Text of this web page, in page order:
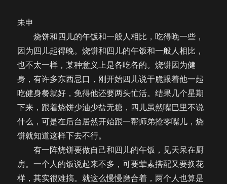
未申
烧饼和四儿的午饭和一般人相比，吃得晚一些，
因为四儿起得晚。烧饼和四儿的午饭和一般人相比，
也不太一样，某种意义上是各吃各的。烧饼因为健
身，有许多东西忌口，刚开始四儿说干脆跟着他一起
吃健身餐就好，免得他还要两头忙活。结果几个星期
下来，跟着烧饼少油少盐无糖，四儿虽然嘴巴里不说
什么，可是在后台居然开始跟一帮师弟抢零嘴儿，烧
饼就知道这样下去不行。
有一阵烧饼要做自己和四儿的午饭，见天呆在厨
房。一个人的饭说起来不多，可要荤素搭配又要换花
样，其实很难搞。就这么慢慢磨合着，两个人也算是